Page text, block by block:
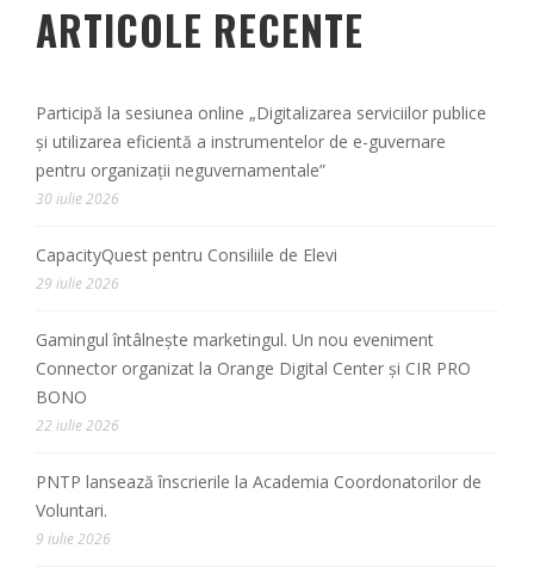
ARTICOLE RECENTE
Participă la sesiunea online „Digitalizarea serviciilor publice
și utilizarea eficientă a instrumentelor de e-guvernare
pentru organizații neguvernamentale”
30 iulie 2026
CapacityQuest pentru Consiliile de Elevi
29 iulie 2026
Gamingul întâlnește marketingul. Un nou eveniment
Connector organizat la Orange Digital Center și CIR PRO
BONO
22 iulie 2026
PNTP lansează înscrierile la Academia Coordonatorilor de
Voluntari.
9 iulie 2026